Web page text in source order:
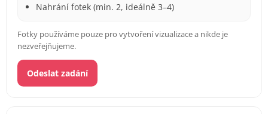
Nahrání fotek (min. 2, ideálně 3–4)
Fotky používáme pouze pro vytvoření vizualizace a nikde je
nezveřejňujeme.
Odeslat zadání